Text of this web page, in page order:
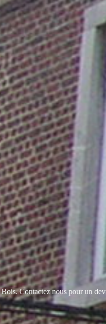
Contactez nous pour un